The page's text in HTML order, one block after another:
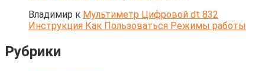
Владимир к Мультиметр Цифровой dt 832
Инструкция Как Пользоваться Режимы работы
Рубрики